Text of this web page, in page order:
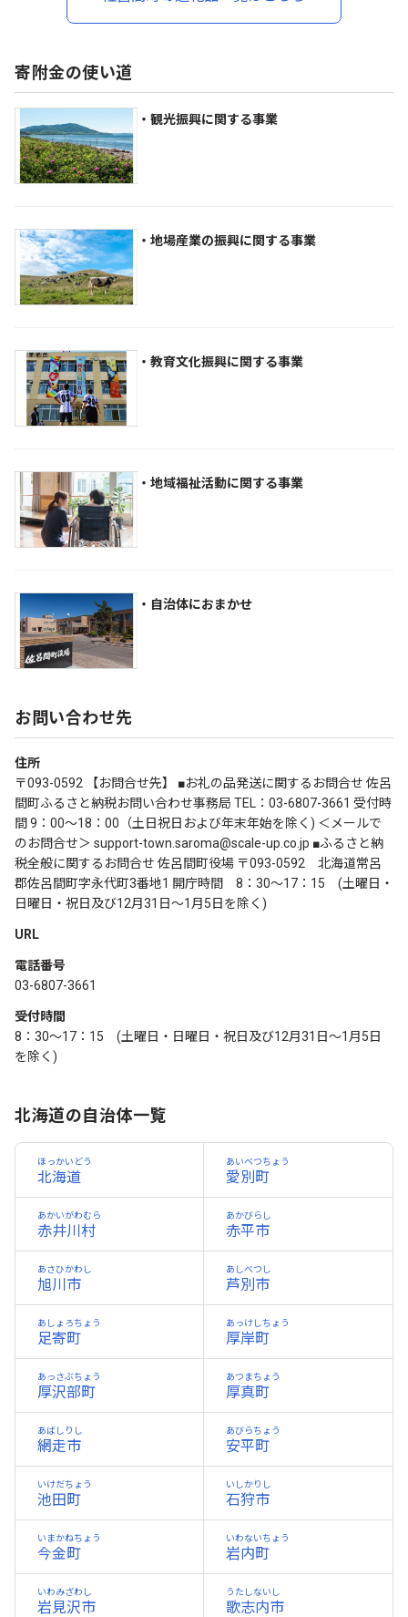
町 送料無料 】 SRMA009
寄附金の使い道
・観光振興に関する事業
・地場産業の振興に関する事業
・教育文化振興に関する事業
・地域福祉活動に関する事業
・自治体におまかせ
お問い合わせ先
住所
〒093-0592 【お問合せ先】 ■お礼の品発送に関するお問合せ 佐呂
間町ふるさと納税お問い合わせ事務局 TEL：03-6807-3661 受付時
間 9：00～18：00（土日祝日および年末年始を除く) ＜メールで
のお問合せ＞ support-town.saroma@scale-up.co.jp ■ふるさと納
税全般に関するお問合せ 佐呂間町役場 〒093-0592 北海道常呂
郡佐呂間町字永代町3番地1 開庁時間 8：30～17：15 (土曜日・
日曜日・祝日及び12月31日～1月5日を除く)
URL
電話番号
03-6807-3661
受付時間
8：30～17：15 (土曜日・日曜日・祝日及び12月31日～1月5日
を除く)
北海道の自治体一覧
北海道
ほっかいどう
愛別町
あいベつちょう
赤井川村
あかいがわむら
赤平市
あかびらし
旭川市
あさひかわし
芦別市
あしべつし
足寄町
あしょろちょう
厚岸町
あっけしちょう
厚沢部町
あっさぶちょう
厚真町
あつまちょう
網走市
あばしりし
安平町
あびらちょう
池田町
いけだちょう
石狩市
いしかりし
今金町
いまかねちょう
岩内町
いわないちょう
岩見沢市
いわみざわし
歌志内市
うたしないし